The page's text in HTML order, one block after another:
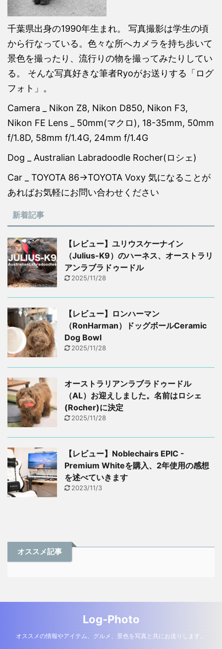
千葉県出身の1990年生まれ。 写真撮影は学生の頃
から行なっている。色々な所へカメラを持ち歩いて
景色を撮ったり、流行りの物を撮ってみたりしてい
る。 そんな写真好きな筆者Ryoがお送りする「ログ
フォト」。
Camera _ Nikon Z8, Nikon D850, Nikon F3,
Nikon FE Lens _ 50mm(マクロ), 18-35mm, 50mm
f/1.8D, 58mm f/1.4G, 24mm f/1.4G
Dog _ Australian Labradoodle Rocher(ロシェ)
Car _ TOYOTA 86→TOYOTA Voxy 気になることが
あればお気軽にお問い合わせください
新着記事
【レビュー】ユリウスケーナイン
（Julius-K9）のハーネス、オーストラリ
アンラブラドゥードル
2025/11/28
【レビュー】ロンハーマン
（RonHarman）ドッグボールCeramic
Dog Bowl
2025/11/28
オーストラリアンラブラドゥードル
（AL）お迎えしました。名前はロシェ
(Rocher)に決定
2025/11/28
【レビュー】Noblechairs EPIC -
Premium Whiteを購入、2年使用の感想
を述べていきます
2023/11/3
オススメ記事
Log-Photo
オススメの情報やアイテム、グルメ、景色を写真と共にお送りします。